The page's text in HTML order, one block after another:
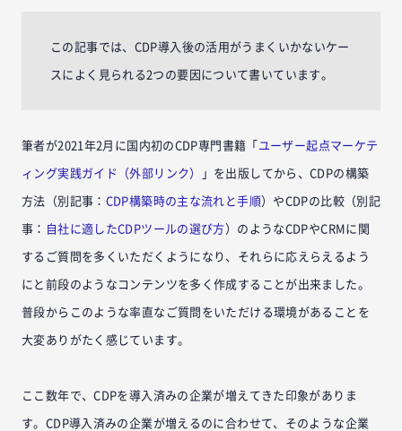
この記事では、CDP導入後の活用がうまくいかないケー
スによく見られる2つの要因について書いています。
筆者が2021年2月に国内初のCDP専門書籍「 ユーザー起点マーケテ
ィング実践ガイド（外部リンク） 」を出版してから、CDPの構築
方法（別記事： CDP構築時の主な流れと手順 ）やCDPの比較（別記
事： 自社に適したCDPツールの選び方 ）のようなCDPやCRMに関
するご質問を多くいただくようになり、それらに応えらえるよう
にと前段のようなコンテンツを多く作成することが出来ました。
普段からこのような率直なご質問をいただける環境があることを
大変ありがたく感じています。
ここ数年で、CDPを導入済みの企業が増えてきた印象がありま
す。CDP導入済みの企業が増えるのに合わせて、そのような企業